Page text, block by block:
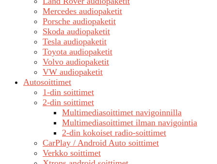
Mercedes audiopaketit
Porsche audiopaketit
Skoda audiopaketit
Tesla audiopaketit
Toyota audiopaketit
Volvo audiopaketit
VW audiopaketit
Autosoittimet
1-din soittimet
2-din soittimet
Multimediasoittimet navigoinnilla
Multimediasoittimet ilman navigointia
2-din kokoiset radio-soittimet
CarPlay / Android Auto soittimet
Verkko soittimet